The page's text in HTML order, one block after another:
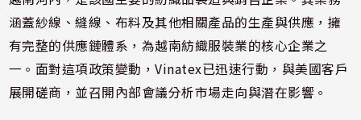
涵蓋紗線、縫線、布料及其他相關產品的生產與供應，擁
有完整的供應鏈體系，為越南紡織服裝業的核心企業之
一。面對這項政策變動，Vinatex已迅速行動，與美國客戶
展開磋商，並召開內部會議分析市場走向與潛在影響。